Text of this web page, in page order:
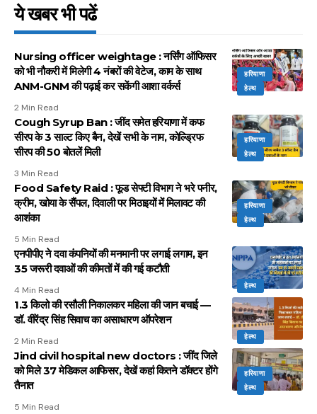
ये खबर भी पढें
हरियाणा
हेल्थ
Nursing officer weightage : नर्सिंग ऑफिसर
को भी नौकरी में मिलेगी 4 नंबरों की वेटेज, काम के साथ
ANM-GNM की पढ़ाई कर सकेंगी आशा वर्कर्स
2 Min Read
हरियाणा
हेल्थ
Cough Syrup Ban : जींद समेत हरियाणा में कफ
सीरप के 3 साल्ट किए बैन, देखें सभी के नाम, कोल्ड्रिफ
सीरप की 50 बोतलें मिली
3 Min Read
हरियाणा
हेल्थ
Food Safety Raid : फूड सेफ्टी विभाग ने भरे पनीर,
क्रीम, खोया के सैंपल, दिवाली पर मिठाइयों में मिलावट की
आशंका
5 Min Read
हेल्थ
एनपीपीए ने दवा कंपनियों की मनमानी पर लगाई लगाम, इन
35 जरूरी दवाओं की कीमतों में की गई कटौती
4 Min Read
हेल्थ
1.3 किलो की रसौली निकालकर महिला की जान बचाई —
डॉ. वीरेंद्र सिंह सिवाच का असाधारण ऑपरेशन
2 Min Read
हरियाणा
हेल्थ
Jind civil hospital new doctors : जींद जिले
को मिले 37 मेडिकल आफिसर, देखें कहां कितने डॉक्टर होंगे
तैनात
5 Min Read